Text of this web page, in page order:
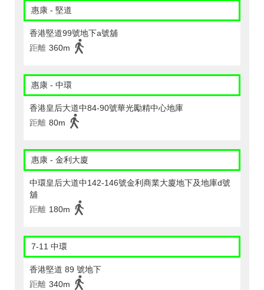
惠康 - 堅道
香港堅道99號地下a號舖
距離 360m
惠康 - 中環
香港皇后大道中84-90號華光勵精中心地庫
距離 80m
惠康 - 金利大廈
中環皇后大道中142-146號金利商業大廈地下及地庫d號
舖
距離 180m
7-11 中環
香港堅道 89 號地下
距離 340m